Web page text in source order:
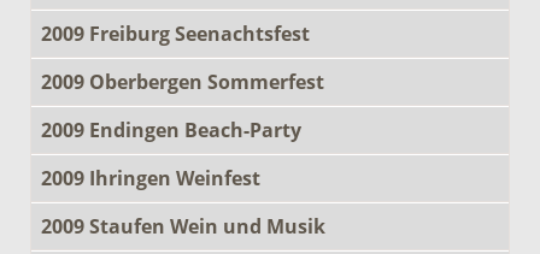
2009 Freiburg Seenachtsfest
2009 Oberbergen Sommerfest
2009 Endingen Beach-Party
2009 Ihringen Weinfest
2009 Staufen Wein und Musik